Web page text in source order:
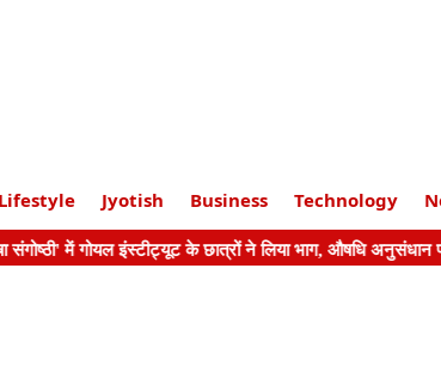
Lifestyle Jyotish Business Technology